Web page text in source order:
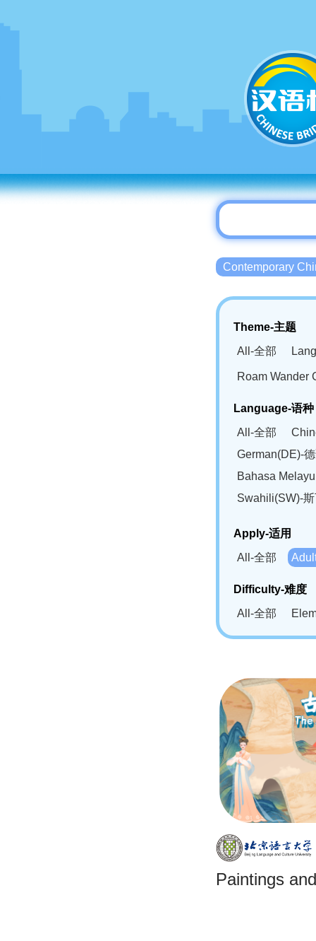
Contemporary
Theme-主题
All-全部
Roam Wander
Language-语种
All-全部
German(DE)-
Bahasa
Swahili(SW)-
Apply-适用
All-全部
Difficulty-难度
All-全部
Paintings